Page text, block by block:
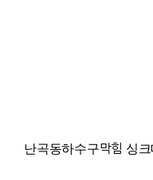
난곡동하수구막힘 싱